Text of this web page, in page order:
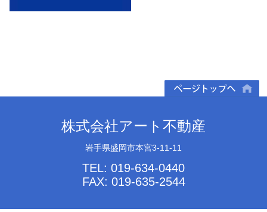
株式会社アート不動産
岩手県盛岡市本宮3-11-11
TEL: 019-634-0440
FAX: 019-635-2544